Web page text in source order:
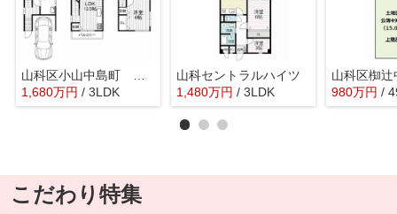
1,680万円 / 3LDK
山科セントラルハイツ
1,480万円 / 3LDK 980万円 /
こだわり特集